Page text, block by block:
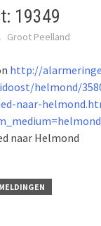
19349
Groot Peelland
http://
helmond/
naar-
naar Helmond